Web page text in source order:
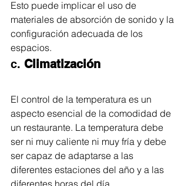
Esto puede implicar el uso de
materiales de absorción de sonido y la
configuración adecuada de los
espacios.
c. Climatización
El control de la temperatura es un
aspecto esencial de la comodidad de
un restaurante. La temperatura debe
ser ni muy caliente ni muy fría y debe
ser capaz de adaptarse a las
diferentes estaciones del año y a las